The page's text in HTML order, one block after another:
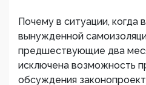
Почему в ситуации, когда
вынужденной
предшествующие два
исключена возможность
обсуждения